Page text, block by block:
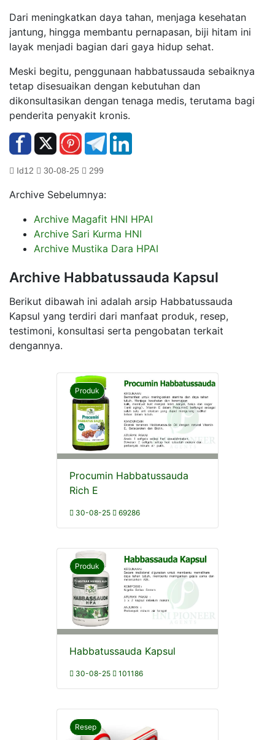
Dari meningkatkan daya tahan, menjaga kesehatan
jantung, hingga membantu pernapasan, biji hitam ini
layak menjadi bagian dari gaya hidup sehat.
Meski begitu, penggunaan habbatussauda sebaiknya
tetap disesuaikan dengan kebutuhan dan
dikonsultasikan dengan tenaga medis, terutama bagi
penderita penyakit kronis.
Id12 30-08-25 299
Archive Sebelumnya:
Archive Magafit HNI HPAI
Archive Sari Kurma HNI
Archive Mustika Dara HPAI
Archive Habbatussauda Kapsul
Berikut dibawah ini adalah arsip Habbatussauda
Kapsul yang terdiri dari manfaat produk, resep,
testimoni, konsultasi serta pengobatan terkait
dengannya.
Produk
Procumin Habbatussauda
Rich E
30-08-25 69286
Produk
Habbatussauda Kapsul
30-08-25 101186
Resep